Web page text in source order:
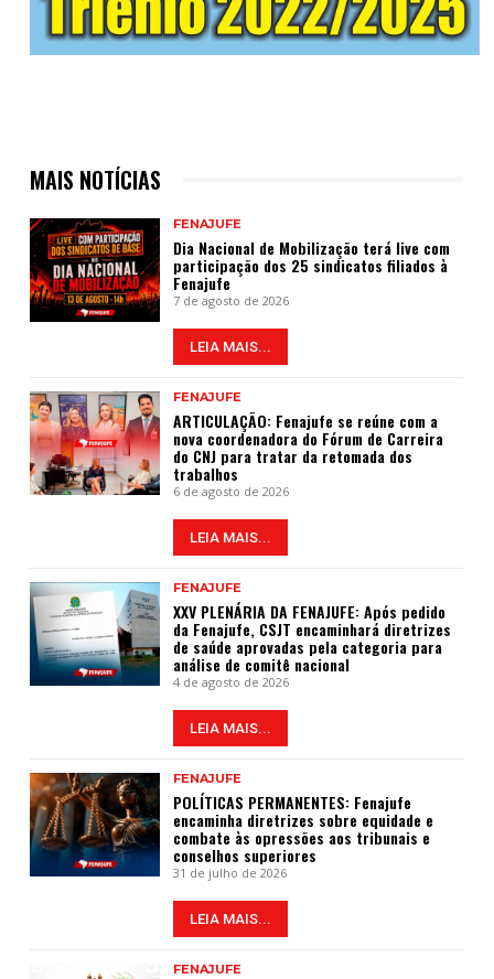
MAIS NOTÍCIAS
FENAJUFE
Dia Nacional de Mobilização terá live com
participação dos 25 sindicatos filiados à
Fenajufe
7 de agosto de 2026
LEIA MAIS...
FENAJUFE
ARTICULAÇÃO: Fenajufe se reúne com a
nova coordenadora do Fórum de Carreira
do CNJ para tratar da retomada dos
trabalhos
6 de agosto de 2026
LEIA MAIS...
FENAJUFE
XXV PLENÁRIA DA FENAJUFE: Após pedido
da Fenajufe, CSJT encaminhará diretrizes
de saúde aprovadas pela categoria para
análise de comitê nacional
4 de agosto de 2026
LEIA MAIS...
FENAJUFE
POLÍTICAS PERMANENTES: Fenajufe
encaminha diretrizes sobre equidade e
combate às opressões aos tribunais e
conselhos superiores
31 de julho de 2026
LEIA MAIS...
FENAJUFE